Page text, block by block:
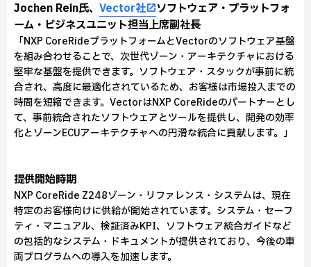
Jochen Rein氏、 Vector社
ソフトウェア・プラットフォ
ーム・ビジネスユニット担当上席副社長
「NXP CoreRideプラットフォームとVectorのソフトウェア基盤
を組み合わせることで、次世代ゾーン・アーキテクチャにおける
堅牢な基盤を提供できます。ソフトウェア・スタックが事前に統
合され、高度に最適化されているため、お客様は市場投入までの
時間を短縮できます。VectorはNXP CoreRideのパートナーとし
て、事前統合されたソフトウェアとツールを提供し、開発の効率
化とゾーンECUアーキテクチャへの円滑な統合に貢献します。」
提供開始時期
NXP CoreRide Z248ゾーン・リファレンス・システムは、現在
特定のお客様向けに供給が開始されています。システム・セーフ
ティ・マニュアル、検証済みKPI、ソフトウェア統合ガイドなど
の包括的なシステム・ドキュメントが提供されており、今後の車
両プログラムへの導入を加速します。